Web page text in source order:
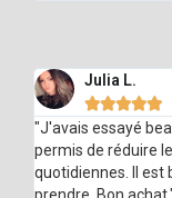
Julia L.

"J'avais essayé
permis de réduire
quotidiennes. Il est